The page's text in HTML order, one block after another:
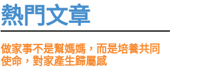
熱門文章
做家事不是幫媽媽，而是培養共同
使命，對家產生歸屬感